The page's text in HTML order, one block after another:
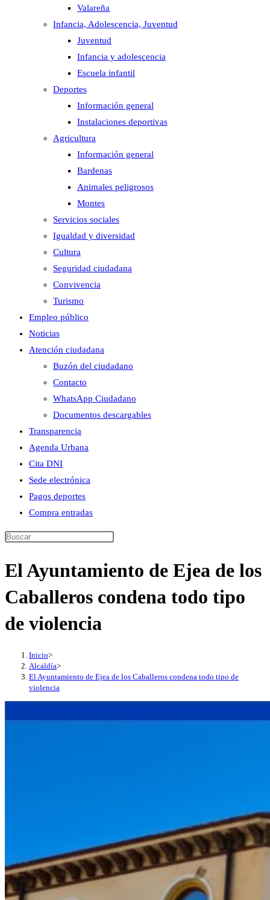
Valareña
Infancia, Adolescencia, Juventud
Juventud
Infancia y adolescencia
Escuela infantil
Deportes
Información general
Instalaciones deportivas
Agricultura
Información general
Bardenas
Animales peligrosos
Montes
Servicios sociales
Igualdad y diversidad
Cultura
Seguridad ciudadana
Convivencia
Turismo
Empleo público
Noticias
Atención ciudadana
Buzón del ciudadano
Contacto
WhatsApp Ciudadano
Documentos descargables
Transparencia
Agenda Urbana
Cita DNI
Sede electrónica
Pagos deportes
Compra entradas
Buscar
esta
El Ayuntamiento de Ejea de los
Caballeros condena todo tipo
de violencia
Inicio>
Alcaldía>
El Ayuntamiento de Ejea de los Caballeros condena todo tipo de
violencia